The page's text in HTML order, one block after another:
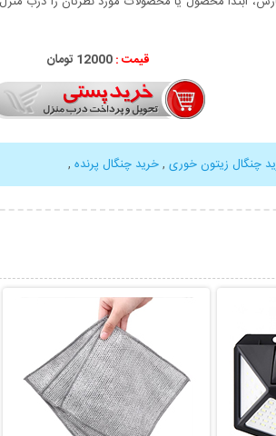
قیمت :12000 تومان
چنگال زیتون خوری ,خرید چنگال پرنده ,